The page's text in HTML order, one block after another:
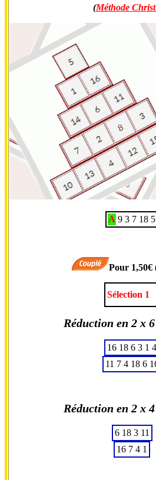
(Méthode
A 9 3 7 18 5
Pour
Sélection 1
Réduction en 2 x
16 18 6 3 1 4
11 7 4 18 6
Réduction en 2 x
6 18 3 11
16 7 4 1